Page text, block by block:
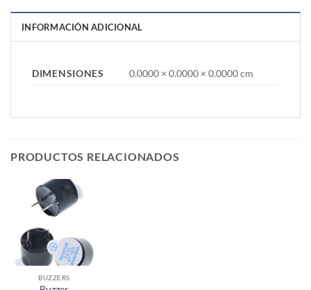
INFORMACIÓN ADICIONAL
DIMENSIONES 0.0000 × 0.0000 × 0.0000 cm
PRODUCTOS RELACIONADOS
BUZZERS